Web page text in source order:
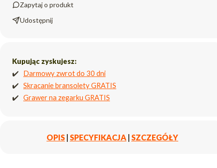
Zapytaj o produkt
Udostępnij
Kupując zyskujesz:
✔️ Darmowy zwrot do 30 dni
✔️ Skracanie bransolety GRATIS
✔️ Grawer na zegarku GRATIS
OPIS SPECYFIKACJA SZCZEGÓŁY